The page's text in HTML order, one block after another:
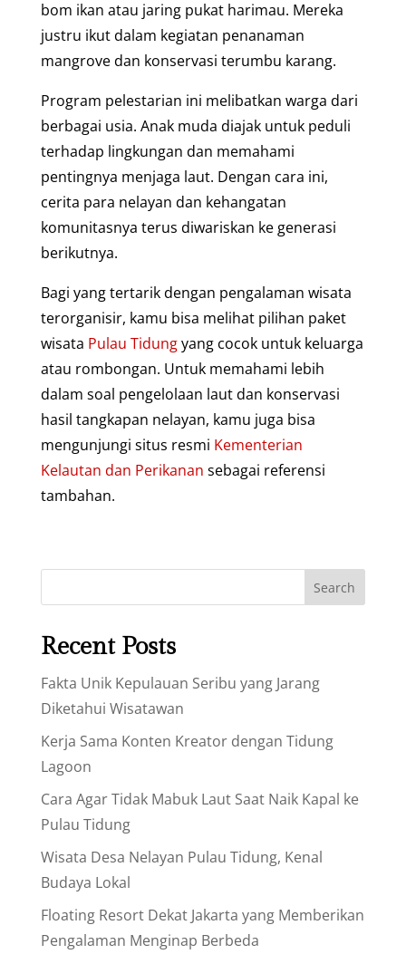
bom ikan atau jaring pukat harimau. Mereka
justru ikut dalam kegiatan penanaman
mangrove dan konservasi terumbu karang.
Program pelestarian ini melibatkan warga dari
berbagai usia. Anak muda diajak untuk peduli
terhadap lingkungan dan memahami
pentingnya menjaga laut. Dengan cara ini,
cerita para nelayan dan kehangatan
komunitasnya terus diwariskan ke generasi
berikutnya.
Bagi yang tertarik dengan pengalaman wisata
terorganisir, kamu bisa melihat pilihan paket
wisata Pulau Tidungyang cocok untuk keluarga
atau rombongan. Untuk memahami lebih
dalam soal pengelolaan laut dan konservasi
hasil tangkapan nelayan, kamu juga bisa
mengunjungi situs resmi Kementerian
Kelautan dan Perikanan sebagai referensi
tambahan.
Search
Recent Posts
Fakta Unik Kepulauan Seribu yang Jarang
Diketahui Wisatawan
Kerja Sama Konten Kreator dengan Tidung
Lagoon
Cara Agar Tidak Mabuk Laut Saat Naik Kapal ke
Pulau Tidung
Wisata Desa Nelayan Pulau Tidung, Kenal
Budaya Lokal
Floating Resort Dekat Jakarta yang Memberikan
Pengalaman Menginap Berbeda